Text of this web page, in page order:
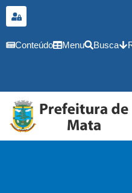
conteúdo
Conteúdo Menu Busca